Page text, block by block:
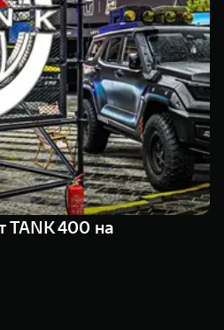
TANK 700
Сила
от 10 199
TANK 400 на